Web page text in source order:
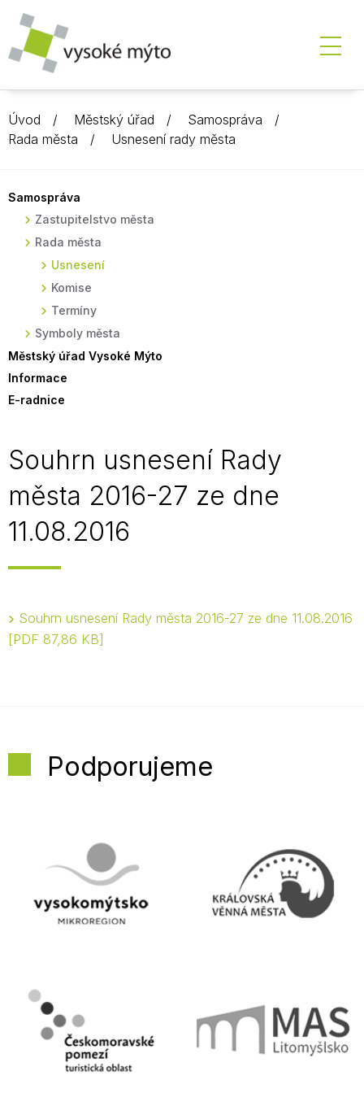
Úvod Městský úřad
Samospráva
Rada města
Usnesení rady města
Samospráva
Zastupitelstvo města
Rada města
Usnesení
Komise
Termíny
Symboly města
Městský úřad Vysoké Mýto
Informace
E-radnice
Souhrn usnesení Rady
města 2016-27 ze dne
11.08.2016
Souhrn usnesení Rady města 2016-27 ze dne 11.08.2016
PDF 87,86 KB
Podporujeme